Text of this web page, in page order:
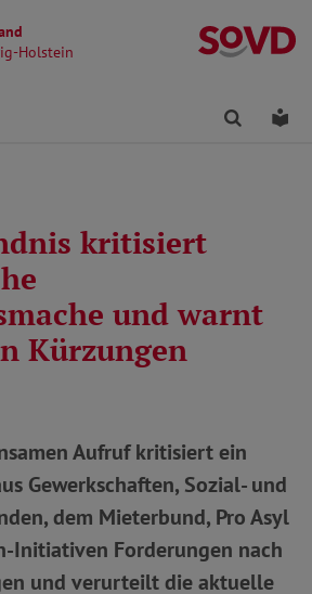
Holstein
springen Finden
kritisiert
und warnt
Kürzungen
Aufruf kritisiert ein
Gewerkschaften, Sozial- und
dem Mieterbund, Pro Asyl
Initiativen Forderungen nach
und verurteilt die aktuelle